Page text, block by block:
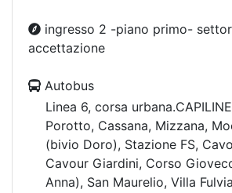
ingresso 2 -piano primo-
accettazione
Autobus
Linea 6, corsa
Porotto, Cassana, Mizzana,
(bivio Doro), Stazione FS,
Cavour Giardini, Corso
Anna), San Maurelio, Villa